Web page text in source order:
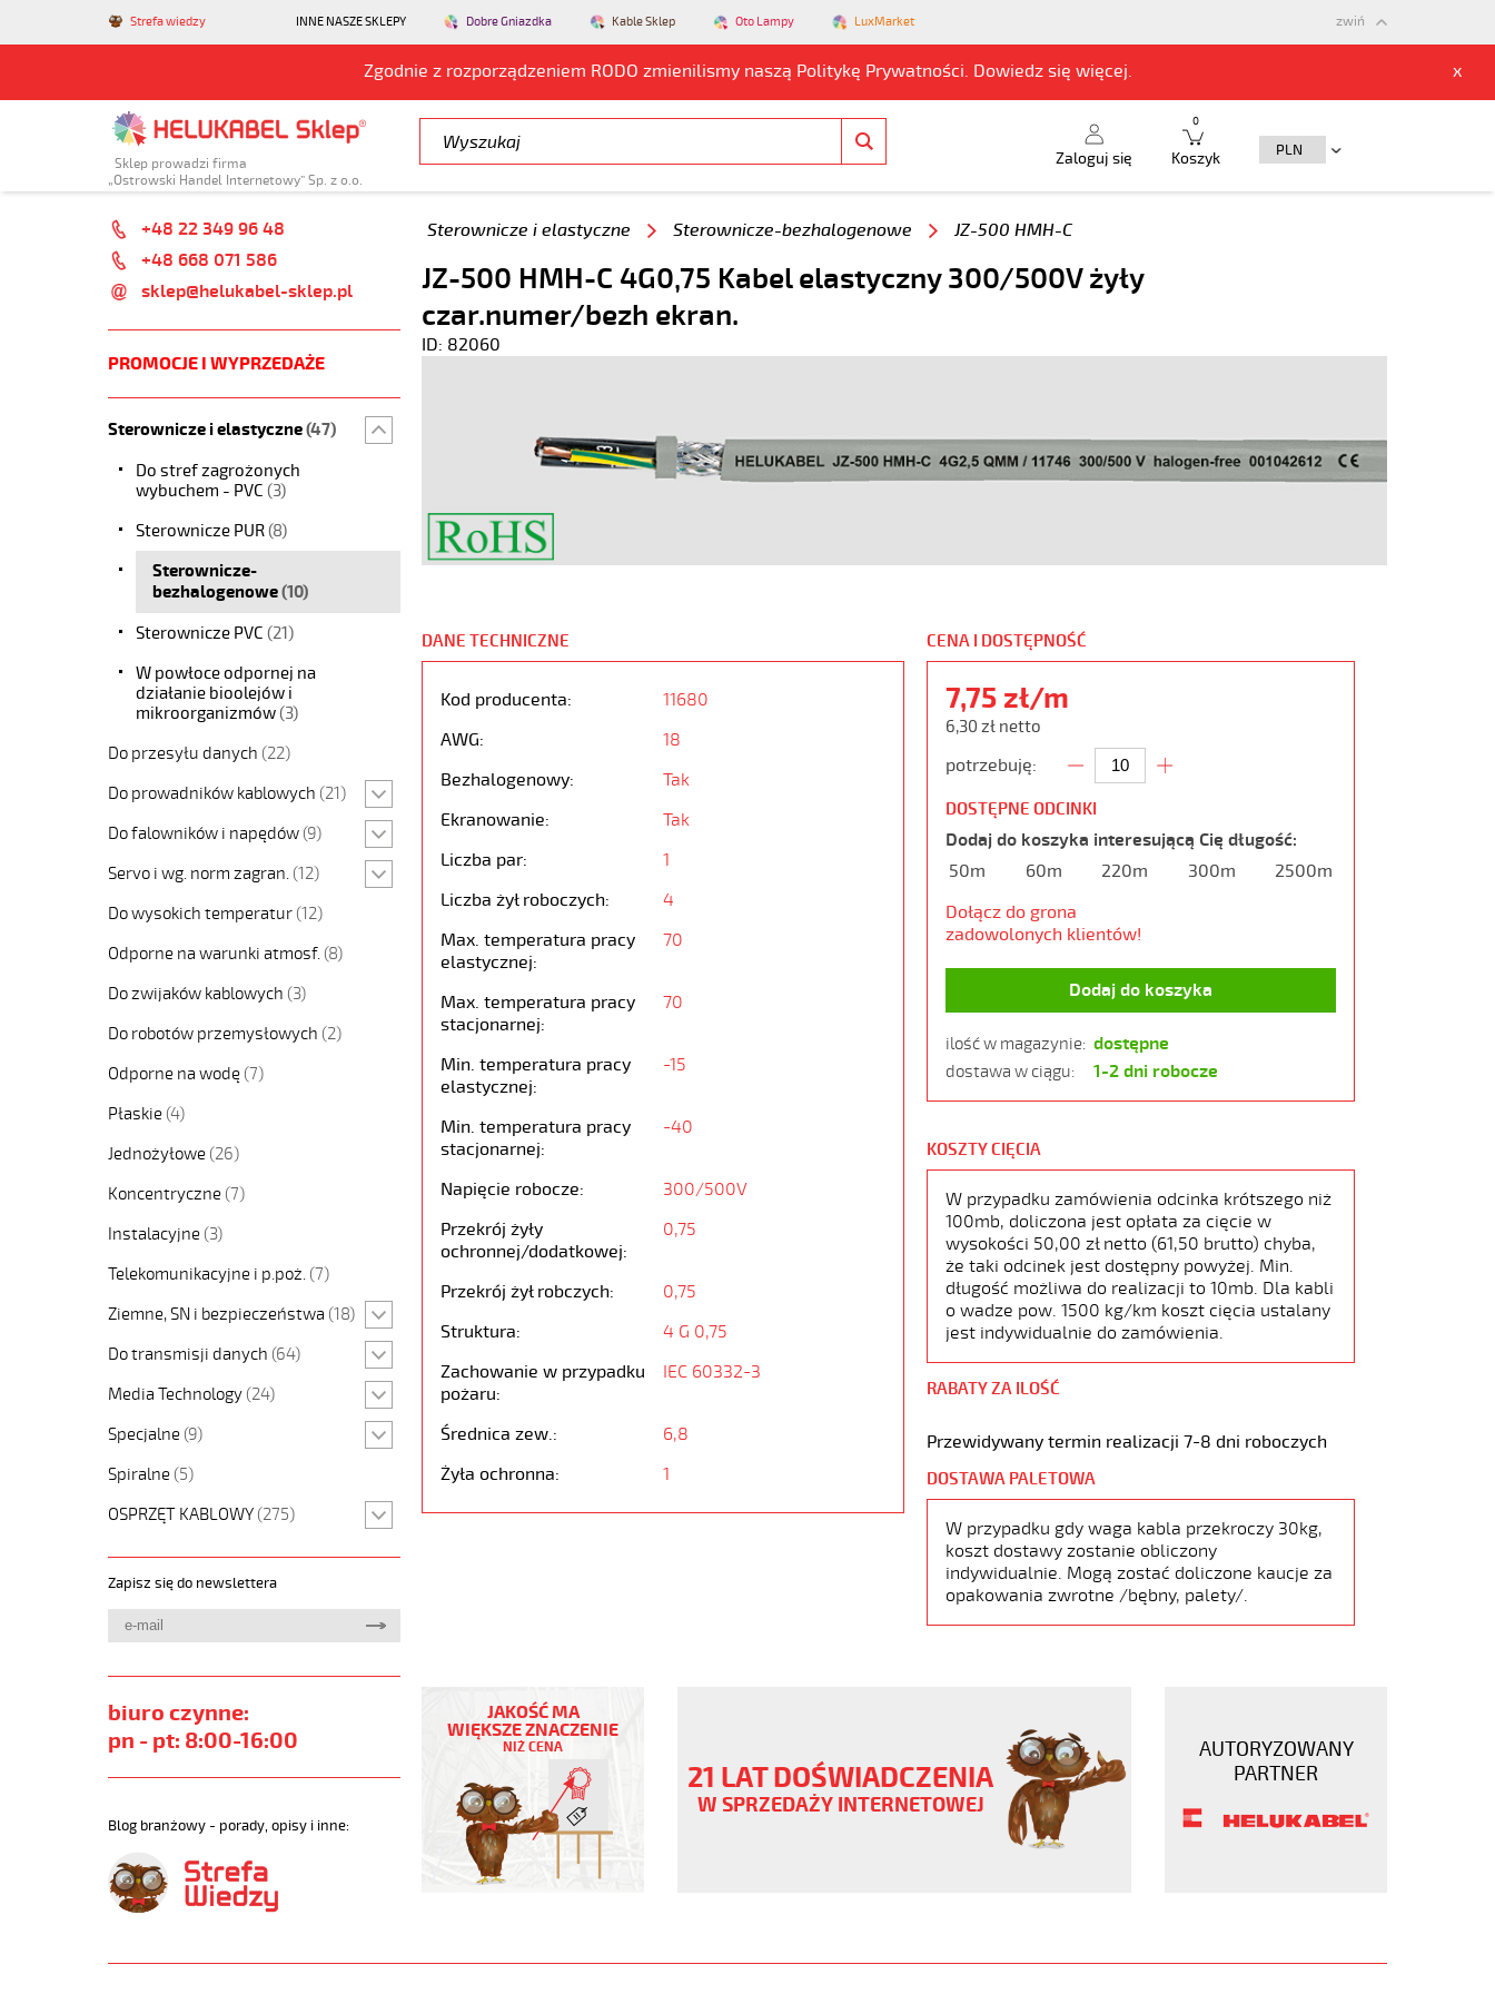
Strefa wiedzy INNE NASZE SKLEPY Dobre Gniazdka Kable Sklep Oto Lampy LuxMarket
Zgodnie z rozporządzeniem RODO zmienilismy naszą Politykę Prywatności. Dowiedz się więcej. x
zwiń
Sklep prowadzi firma
„Ostrowski Handel Internetowy” Sp. z o.o.
Zaloguj się Koszyk
0
+48 22 349 96 48
+48 668 071 586
sklep@helukabel-sklep.pl
PROMOCJE I WYPRZEDAŻE
Sterownicze i elastyczne(47)
Do stref zagrożonych
wybuchem - PVC (3)
Sterownicze PUR(8)
Sterownicze-
bezhalogenowe(10)
Sterownicze PVC (21)
W powłoce odpornej na
działanie bioolejów i
mikroorganizmów(3)
Do przesyłu danych (22)
Do prowadników kablowych (21)
Do falowników i napędów (9)
Servo i wg. norm zagran. (12)
Do wysokich temperatur (12)
Odporne na warunki atmosf. (8)
Do zwijaków kablowych (3)
Do robotów przemysłowych (2)
Odporne na wodę (7)
Płaskie (4)
Jednożyłowe (26)
Koncentryczne (7)
Instalacyjne (3)
Telekomunikacyjne i p.poż. (7)
Ziemne, SN i bezpieczeństwa (18)
Do transmisji danych (64)
Media Technology (24)
Specjalne (9)
Spiralne (5)
OSPRZĘT KABLOWY (275)
Zapisz się do newslettera
biuro czynne:
pn - pt: 8:00-16:00
Blog branżowy - porady, opisy i inne:
Sterownicze i elastyczne Sterownicze-bezhalogenowe JZ-500 HMH-C
JZ-500 HMH-C 4G0,75 Kabel elastyczny 300/500V żyły
czar.numer/bezh ekran.
ID: 82060
DANE TECHNICZNE
Kod producenta:
11680
AWG:
18
Bezhalogenowy:
Tak
Ekranowanie:
Tak
Liczba par:
1
Liczba żył roboczych:
4
Max. temperatura pracy
elastycznej:
70
Max. temperatura pracy
stacjonarnej:
70
Min. temperatura pracy
elastycznej:
-15
Min. temperatura pracy
stacjonarnej:
-40
Napięcie robocze:
300/500V
Przekrój żyły
ochronnej/dodatkowej:
0,75
Przekrój żył robczych:
0,75
Struktura:
4 G 0,75
Zachowanie w przypadku
pożaru:
IEC 60332-3
Średnica zew.:
6,8
Żyła ochronna:
1
CENA I DOSTĘPNOŚĆ
7,75 zł/m
6,30 zł netto
potrzebuję:
DOSTĘPNE ODCINKI
Dodaj do koszyka interesującą Cię długość:
50m
60m 220m 300m
2500m
Dołącz do grona
zadowolonych klientów!
Dodaj do koszyka
ilość w magazynie: dostępne
dostawa w ciągu: 1-2 dni robocze
KOSZTY CIĘCIA
W przypadku zamówienia odcinka krótszego niż
100mb, doliczona jest opłata za cięcie w
wysokości 50,00 zł netto (61,50 brutto) chyba,
że taki odcinek jest dostępny powyżej. Min.
długość możliwa do realizacji to 10mb. Dla kabli
o wadze pow. 1500 kg/km koszt cięcia ustalany
jest indywidualnie do zamówienia.
RABATY ZA ILOŚĆ
Przewidywany termin realizacji 7-8 dni roboczych
DOSTAWA PALETOWA
W przypadku gdy waga kabla przekroczy 30kg,
koszt dostawy zostanie obliczony
indywidualnie. Mogą zostać doliczone kaucje za
opakowania zwrotne /bębny, palety/.
HMH-
Kabel
elastyczny
300/500V
czar.numer/bezh
JZ-
JAKOŚĆ MA
WIĘKSZE ZNACZENIE
NIŻ CENA
21 LAT DOŚWIADCZENIA
W SPRZEDAŻY INTERNETOWEJ
AUTORYZOWANY
PARTNER